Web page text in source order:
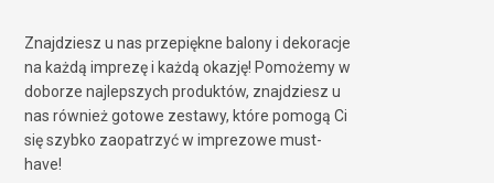
Znajdziesz u nas przepiękne balony i dekoracje
na każdą imprezę i każdą okazję! Pomożemy w
doborze najlepszych produktów, znajdziesz u
nas również gotowe zestawy, które pomogą Ci
się szybko zaopatrzyć w imprezowe must-
have!